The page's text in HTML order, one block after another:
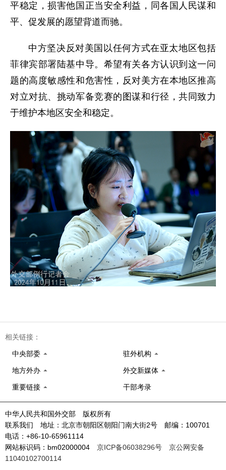
平稳定，损害他国正当安全利益，同各国人民谋和
平、促发展的愿望背道而驰。
中方坚决反对美国以任何方式在亚太地区包括
菲律宾部署陆基中导。希望有关各方认识到这一问
题的高度敏感性和危害性，反对美方在本地区推高
对立对抗、挑动军备竞赛的图谋和行径，共同致力
于维护本地区安全和稳定。
相关链接：
中央部委 驻外机构
地方外办 外交新媒体
重要链接 干部考录
中华人民共和国外交部 版权所有
联系我们 地址：北京市朝阳区朝阳门南大街2号 邮编：100701
电话：+86-10-65961114
网站标识码：bm02000004 京ICP备06038296号
京公网安备
11040102700114